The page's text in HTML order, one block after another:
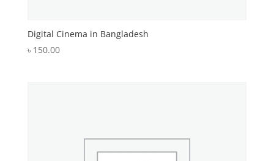
Digital Cinema in Bangladesh
৳ 150.00